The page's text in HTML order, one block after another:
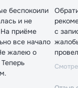
беспокоили
и не
На приёме
все начало
жалею о
с